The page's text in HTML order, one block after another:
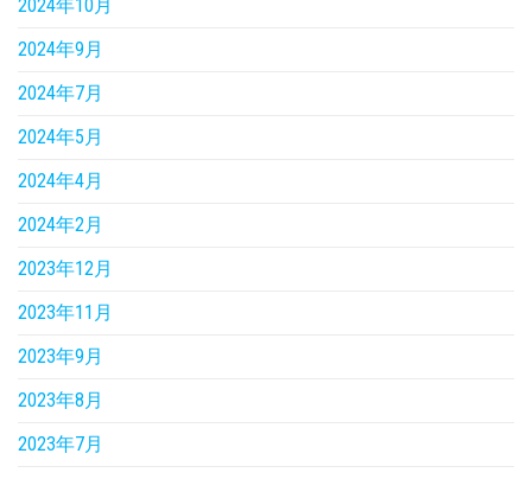
2024年10月
2024年9月
2024年7月
2024年5月
2024年4月
2024年2月
2023年12月
2023年11月
2023年9月
2023年8月
2023年7月